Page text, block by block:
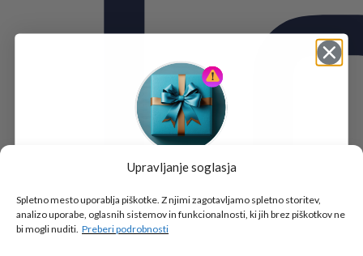
Upravljanje soglasja
Spletno mesto uporablja piškotke. Z njimi zagotavljamo spletno storitev,
analizo uporabe, oglasnih sistemov in funkcionalnosti, ki jih brez piškotkov ne
bi mogli nuditi. Preberi podrobnosti
Tukaj je!
🎁 DARILO
Vpiši podatke za prejem darila